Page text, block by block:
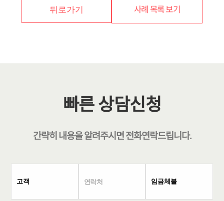
뒤로가기 사례 목록 보기
빠른 상담신청
간략히 내용을 알려주시면전화연락드립니다.